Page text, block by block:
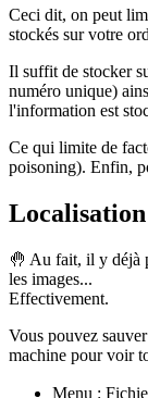
Ceci dit, on peut
stockés sur votre
Il suffit de stocker
numéro unique)
l'information est
Ce qui limite de
poisoning). Enfin,
Localisation
🤚 Au fait, il y déjà
les images...
Effectivement.
Vous pouvez
machine pour voir
Menu :